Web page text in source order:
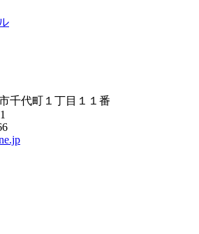
千代町１丁目１１番